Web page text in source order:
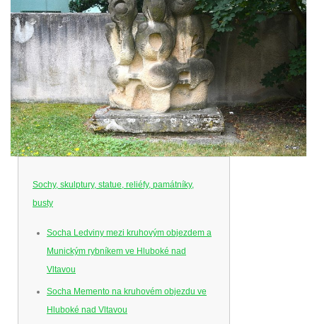
Sochy, skulptury, statue, reliéfy, památníky,
busty
Socha Ledviny mezi kruhovým objezdem a
Munickým rybníkem ve Hluboké nad
Vltavou
Socha Memento na kruhovém objezdu ve
Hluboké nad Vltavou